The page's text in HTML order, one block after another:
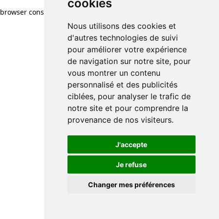
cookies
Nous utilisons des cookies et
d'autres technologies de suivi
pour améliorer votre expérience
de navigation sur notre site, pour
vous montrer un contenu
personnalisé et des publicités
ciblées, pour analyser le trafic de
notre site et pour comprendre la
provenance de nos visiteurs.
J'accepte
Je refuse
Changer mes préférences
browser console for more information)